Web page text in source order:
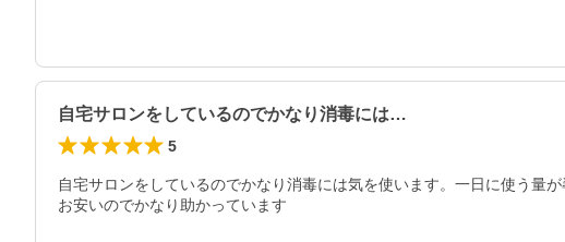
自宅サロンをしているのでかなり消毒には…
5
自宅サロンをしているのでかなり消毒には気を使います。一日に使う量
お安いのでかなり助かっています